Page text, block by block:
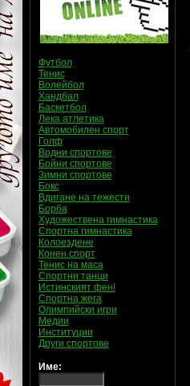
Футбол
Тенис
Волейбол
Хандбал
Баскетбол
Лека атлетика
Автомобилен спорт
Голф
Водни спортове
Бойни спортове
Зимни спортове
Бокс
Вдигане на тежести
Борба
Художествена гимнастика
Спортна гимнастика
Колоездене
Конен спорт
Тенис на маса
Спортни танци
Истинският фен!
Спортна жега
Олимпийски игри
Медии
Институции
Други спортове
Име: